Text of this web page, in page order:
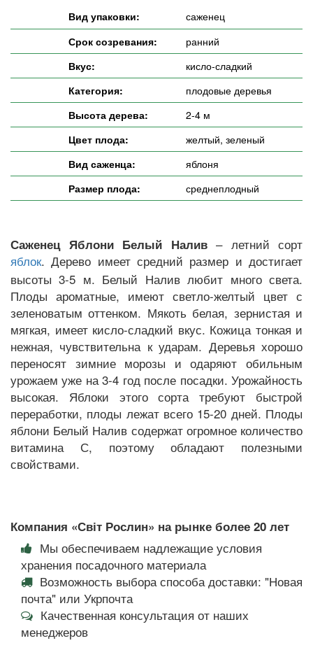
Вид упаковки:
саженец
Срок созревания:
ранний
Вкус:
кисло-сладкий
Категория:
плодовые деревья
Высота дерева:
2-4 м
Цвет плода:
желтый, зеленый
Вид саженца:
яблоня
Размер плода:
среднеплодный
Саженец Яблони Белый Налив– летний сорт
яблок. Дерево имеет средний размер и достигает
высоты 3-5 м. Белый Налив любит много света.
Плоды ароматные, имеют светло-желтый цвет с
зеленоватым оттенком. Мякоть белая, зернистая и
мягкая, имеет кисло-сладкий вкус. Кожица тонкая и
нежная, чувствительна к ударам. Деревья хорошо
переносят зимние морозы и одаряют обильным
урожаем уже на 3-4 год после посадки. Урожайность
высокая. Яблоки этого сорта требуют быстрой
переработки, плоды лежат всего 15-20 дней. Плоды
яблони Белый Налив содержат огромное количество
витамина С, поэтому обладают полезными
свойствами.
Компания «Світ Рослин» на рынке более 20 лет
Мы обеспечиваем надлежащие условия
хранения посадочного материала
Возможность выбора способа доставки: "Новая
почта" или Укрпочта
Качественная консультация от наших
менеджеров